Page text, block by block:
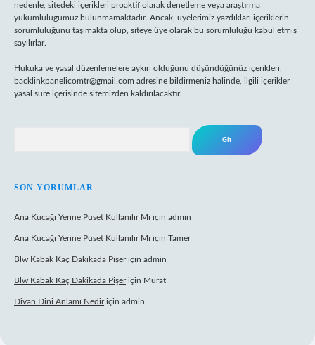
nedenle, sitedeki içerikleri proaktif olarak denetleme veya araştırma
yükümlülüğümüz bulunmamaktadır. Ancak, üyelerimiz yazdıkları içeriklerin
sorumluluğunu taşımakta olup, siteye üye olarak bu sorumluluğu kabul etmiş
sayılırlar.
Hukuka ve yasal düzenlemelere aykırı olduğunu düşündüğünüz içerikleri,
backlinkpanelicomtr@gmail.com adresine bildirmeniz halinde, ilgili içerikler
yasal süre içerisinde sitemizden kaldırılacaktır.
SON YORUMLAR
Ana Kucağı Yerine Puset Kullanılır Mı için admin
Ana Kucağı Yerine Puset Kullanılır Mı için Tamer
Blw Kabak Kaç Dakikada Pişeriçin admin
Blw Kabak Kaç Dakikada Pişeriçin Murat
Divan Dini Anlamı Nediriçin admin